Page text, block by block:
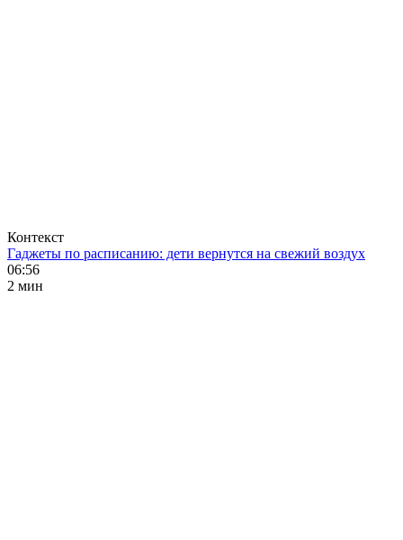
Контекст
Гаджеты по расписанию: дети вернутся на свежий воздух
06:56
2 мин